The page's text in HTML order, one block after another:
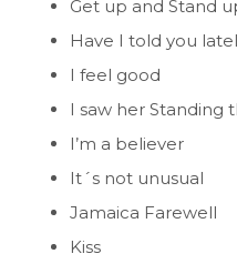
Get up and Stand
Have I told you
I feel good
I saw her Standing
I’m a believer
It´s not unusual
Jamaica Farewell
Kiss